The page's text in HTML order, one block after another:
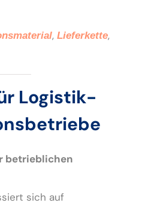
, Lieferkette,
Logistik-
betrieblichen
sich auf